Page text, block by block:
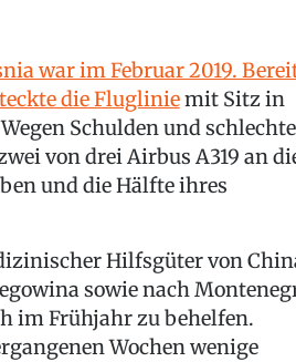
war im Februar 2019.
die Flugliniemit Sitz in
Schulden und
von drei Airbus A319 an
und die Hälfte ihres
Hilfsgüter von
sowie nach
im Frühjahr zu behelfen.
Wochen wenige